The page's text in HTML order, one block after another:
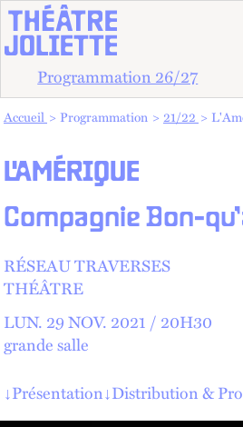
Programmation 26/27
Vous êtes dans :
Accueil Programmation 21/22
L'AMÉRIQUE
Compagnie Bon-
RÉSEAU TRAVERSES
THÉÂTRE
LUN. 29NOV. 2021 / 20H30
grande salle
↓Présentation↓Distribution &